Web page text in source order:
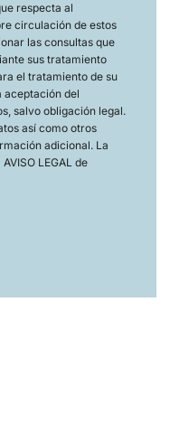
respecta al
circulación de estos
las consultas que
sus tratamiento
el tratamiento de su
aceptación del
salvo obligación legal.
así como otros
adicional. La
LEGAL de